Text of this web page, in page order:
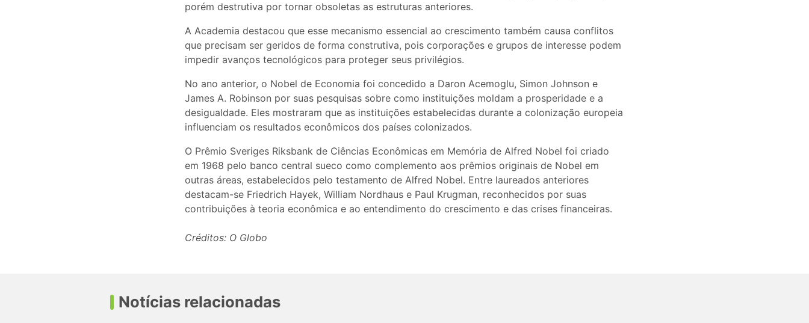
porém destrutiva por tornar obsoletas as estruturas anteriores.
A Academia destacou que esse mecanismo essencial ao crescimento também causa conflitos
que precisam ser geridos de forma construtiva, pois corporações e grupos de interesse podem
impedir avanços tecnológicos para proteger seus privilégios.
No ano anterior, o Nobel de Economia foi concedido a Daron Acemoglu, Simon Johnson e
James A. Robinson por suas pesquisas sobre como instituições moldam a prosperidade e a
desigualdade. Eles mostraram que as instituições estabelecidas durante a colonização europeia
influenciam os resultados econômicos dos países colonizados.
O Prêmio Sveriges Riksbank de Ciências Econômicas em Memória de Alfred Nobel foi criado
em 1968 pelo banco central sueco como complemento aos prêmios originais de Nobel em
outras áreas, estabelecidos pelo testamento de Alfred Nobel. Entre laureados anteriores
destacam-se Friedrich Hayek, William Nordhaus e Paul Krugman, reconhecidos por suas
contribuições à teoria econômica e ao entendimento do crescimento e das crises financeiras.
Créditos: O Globo
Notícias relacionadas